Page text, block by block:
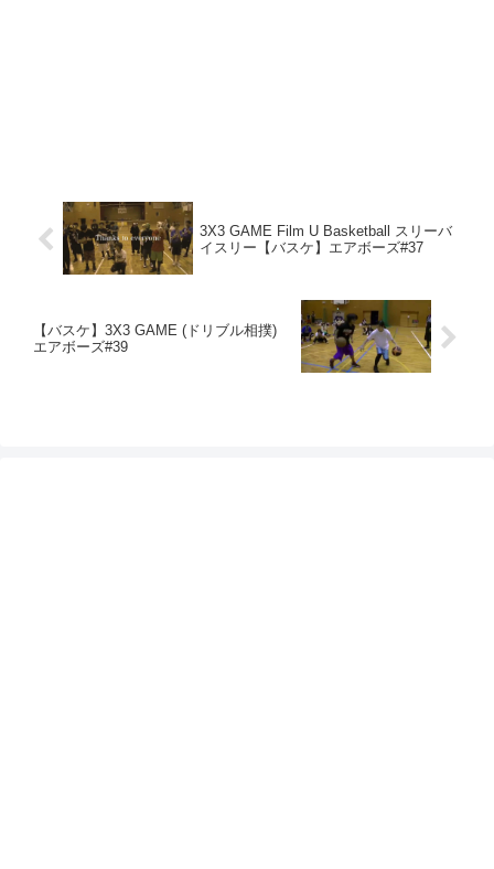
3X3 GAME Film U Basketball スリーバ
イスリー【バスケ】エアボーズ#37
【バスケ】3X3 GAME (ドリブル相撲)
エアボーズ#39